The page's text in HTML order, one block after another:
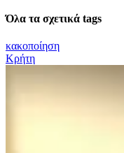
Όλα τα σχετικά tags
κακοποίηση
Κρήτη